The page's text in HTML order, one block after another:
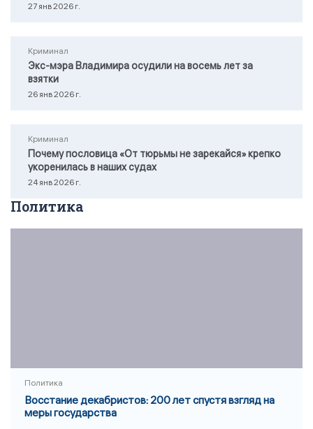
27 янв 2026 г.
Криминал
Экс-мэра Владимира осудили на восемь лет за
взятки
26 янв 2026 г.
Криминал
Почему пословица «От тюрьмы не зарекайся» крепко
укоренилась в наших судах
24 янв 2026 г.
Политика
Политика
Восстание декабристов: 200 лет спустя взгляд на
меры государства